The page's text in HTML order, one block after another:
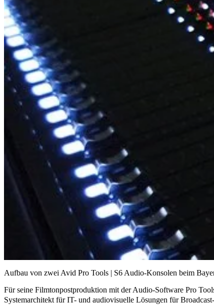
Aufbau von zwei Avid Pro Tools | S6 Audio-Konsolen beim
Für seine Filmtonpostproduktion mit der Audio-Software Pro
Systemarchitekt für IT- und audiovisuelle Lösungen für